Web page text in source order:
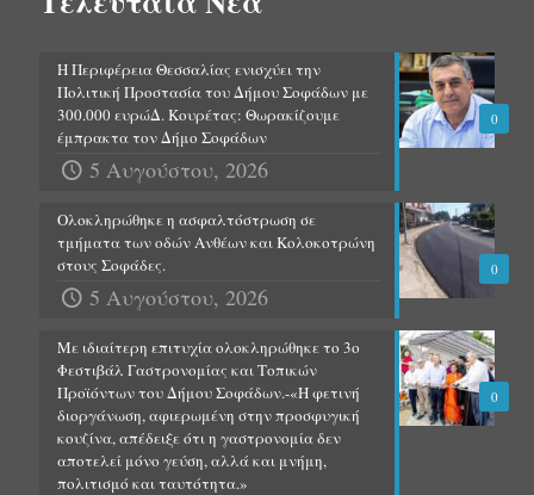
0
Η Περιφέρεια Θεσσαλίας ενισχύει την
Πολιτική Προστασία του Δήμου Σοφάδων με
300.000 ευρώΔ. Κουρέτας: Θωρακίζουμε
έμπρακτα τον Δήμο Σοφάδων
5 Αυγούστου, 2026
0
Ολοκληρώθηκε η ασφαλτόστρωση σε
τμήματα των οδών Ανθέων και Κολοκοτρώνη
στους Σοφάδες.
5 Αυγούστου, 2026
0
Με ιδιαίτερη επιτυχία ολοκληρώθηκε το 3ο
Φεστιβάλ Γαστρονομίας και Τοπικών
Προϊόντων του Δήμου Σοφάδων.-«Η φετινή
διοργάνωση, αφιερωμένη στην προσφυγική
κουζίνα, απέδειξε ότι η γαστρονομία δεν
αποτελεί μόνο γεύση, αλλά και μνήμη,
πολιτισμό και ταυτότητα.»